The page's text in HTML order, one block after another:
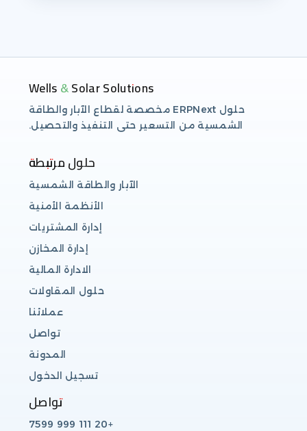
Wells & Solar Solutions
حلول ERPNext مخصصة لقطاع الآبار والطاقة
الشمسية من التسعير حتى التنفيذ والتحصيل.
حلول مرتبطة
الآبار والطاقة الشمسية
الأنظمة الأمنية
إدارة المشتريات
إدارة المخازن
الادارة المالية
حلول المقاولات
عملائنا
تواصل
المدونة
تسجيل الدخول
تواصل
+20 111 999 7599